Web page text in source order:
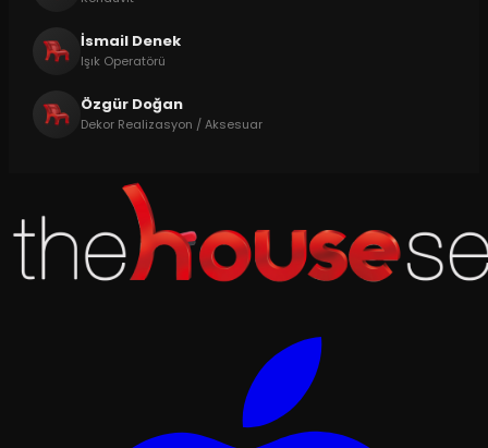
İsmail Denek
Işık Operatörü
Özgür Doğan
Dekor Realizasyon / Aksesuar